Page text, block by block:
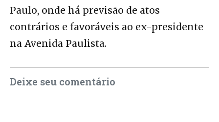
Paulo, onde há previsão de atos
contrários e favoráveis ao ex-presidente
na Avenida Paulista.
Deixe seu comentário